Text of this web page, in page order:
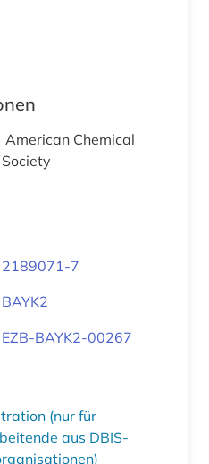
American Chemical
Society
2189071-7
BAYK2
EZB-BAYK2-00267
(nur für
aus DBIS-